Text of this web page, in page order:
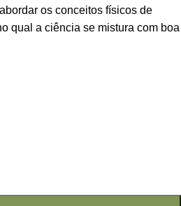
os conceitos físicos de
qual a ciência se mistura com boa